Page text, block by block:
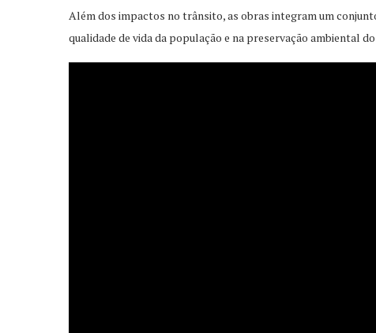
Além dos impactos no trânsito, as obras integram um
qualidade de vida da população e na preservação ambiental